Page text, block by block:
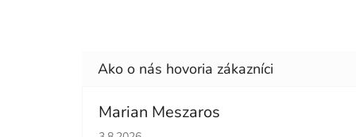
Marian Meszaros
Hodnotenie obchodu je 5 z 5 hviezdičiek.